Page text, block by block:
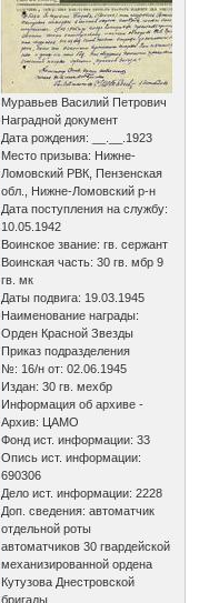
Муравьев Василий Петрович
Наградной документ
Дата рождения: __.__.1923
Место призыва: Нижне-
Ломовский РВК, Пензенская
обл., Нижне-Ломовский р-н
Дата поступления на службу:
10.05.1942
Воинское звание: гв. сержант
Воинская часть: 30 гв. мбр 9
гв. мк
Даты подвига: 19.03.1945
Наименование награды:
Орден Красной Звезды
Приказ подразделения
№: 16/н от: 02.06.1945
Издан: 30 гв. мехбр
Информация об архиве -
Архив: ЦАМО
Фонд ист. информации: 33
Опись ист. информации:
690306
Дело ист. информации: 2228
Доп. сведения: автоматчик
отдельной роты
автоматчиков 30 гвардейской
механизированной ордена
Кутузова Днестровской
бригады.